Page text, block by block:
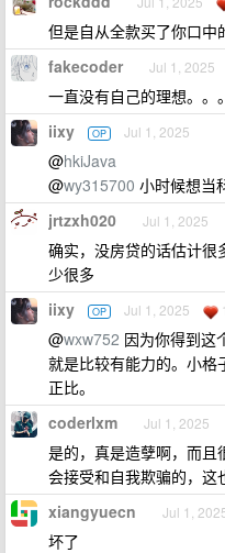
但是自从全款买了你口
fakecoder Jul 1, 2025
一直没有自己的理想。。。
iixy OP Jul 1, 2025
@hkiJava
@wy315700 小时候想当
jrtzxh020 Jul 1, 2025
确实，没房贷的话估计很
少很多
iixy OP Jul 1, 2025 1
@wxw752 因为你得到这
就是比较有能力的。小格
正比。
coderlxm Jul 1, 2025
是的，真是造孽啊，而且
会接受和自我欺骗的，这
xiangyuecn Jul 1,
坏了